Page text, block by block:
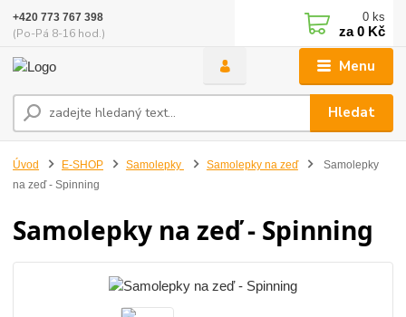
Menu
Hledat
+420 773 767 398
(Po-Pá 8-16 hod.)
0 ks
za0 Kč
Úvod E-SHOP Samolepky Samolepky na zeď
Samolepky
na zeď - Spinning
Samolepky na zeď - Spinning